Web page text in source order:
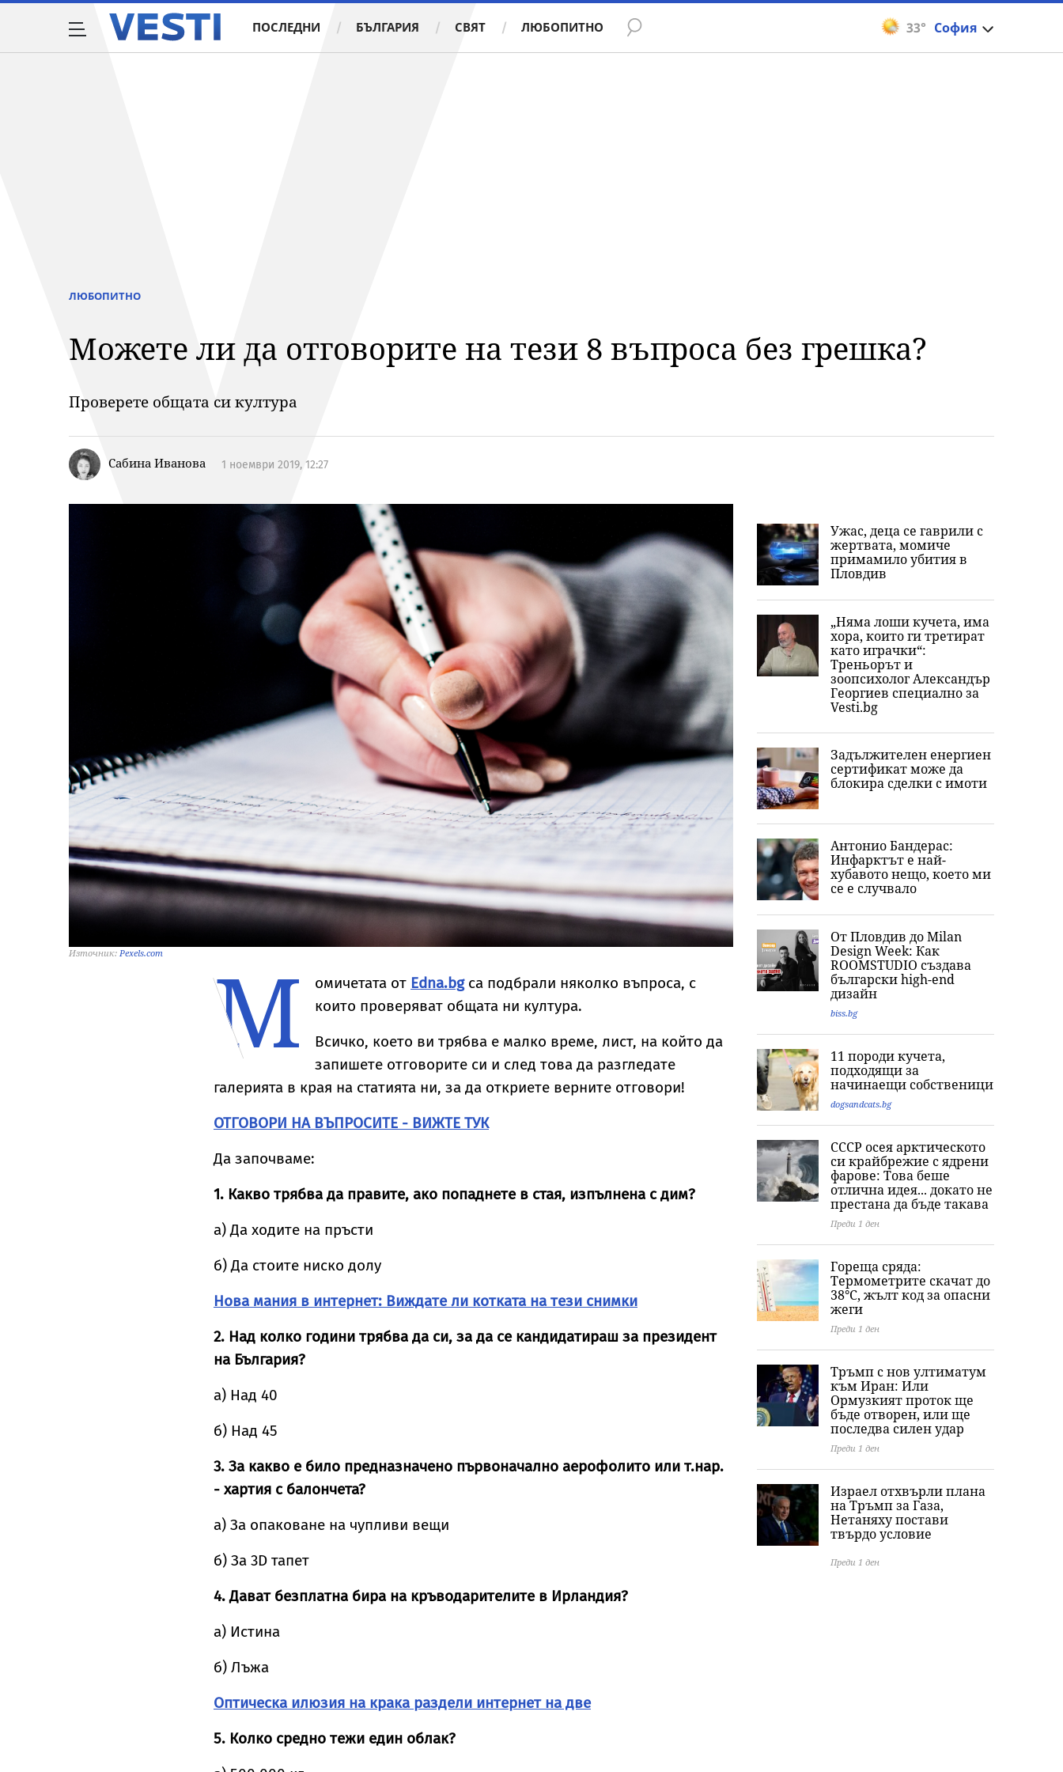
33° София
ПОСЛЕДНИ БЪЛГАРИЯ СВЯТ ЛЮБОПИТНО
ЛЮБОПИТНО
Можете ли да отговорите на тези 8 въпроса без грешка?
Проверете общата си култура
Сабина Иванова 1 ноември 2019, 12:27
Източник: Pexels.com М омичетата от Edna.bgса подбрали няколко въпроса, с
които проверяват общата ни култура.
Всичко, което ви трябва е малко време, лист, на който да
запишете отговорите си и след това да разгледате
галерията в края на статията ни, за да откриете верните отговори!
ОТГОВОРИ НА ВЪПРОСИТЕ - ВИЖТЕ ТУК
Да започваме:
1. Какво трябва да правите, ако попаднете в стая, изпълнена с дим?
а) Да ходите на пръсти
б) Да стоите ниско долу
Нова мания в интернет: Виждате ли котката на тези снимки
2. Над колко години трябва да си, за да се кандидатираш за президент
на България?
а) Над 40
б) Над 45
3. За какво е било предназначено първоначално аерофолито или т.нар.
- хартия с балончета?
а) За опаковане на чупливи вещи
б) За 3D тапет
4. Дават безплатна бира на кръводарителите в Ирландия?
а) Истина
б) Лъжа
Оптическа илюзия на крака раздели интернет на две
5. Колко средно тежи един облак?
Ужас, деца се гаврили с
жертвата, момиче
примамило убития в
Пловдив
„Няма лоши кучета, има
хора, които ги третират
като играчки“:
Треньорът и
зоопсихолог Александър
Георгиев специално за
Vesti.bg
Задължителен енергиен
сертификат може да
блокира сделки с имоти
Антонио Бандерас:
Инфарктът е най-
хубавото нещо, което ми
се е случвало
От Пловдив до Milan
Design Week: Как
ROOMSTUDIO създава
български high-end
дизайн
biss.bg
11 породи кучета,
подходящи за
начинаещи собственици
dogsandcats.bg
СССР осея арктическото
си крайбрежие с ядрени
фарове: Това беше
отлична идея... докато не
престана да бъде такава
Преди 1 ден
Гореща сряда:
Термометрите скачат до
38°C, жълт код за опасни
жеги
Преди 1 ден
Тръмп с нов ултиматум
към Иран: Или
Ормузкият проток ще
бъде отворен, или ще
последва силен удар
Преди 1 ден
Израел отхвърли плана
на Тръмп за Газа,
Нетаняху постави
твърдо условие
Преди 1 ден